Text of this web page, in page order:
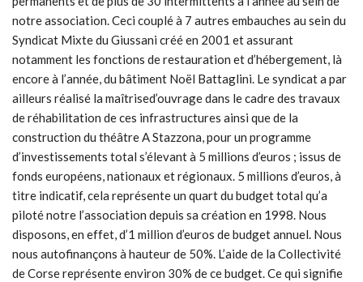
notre association. Ceci couplé à 7 autres embauches au sein du
Syndicat Mixte du Giussani créé en 2001 et assurant
notamment les fonctions de restauration et d’hébergement, là
encore à l’année, du bâtiment Noël Battaglini. Le syndicat a par
ailleurs réalisé la maîtrised’ouvrage dans le cadre des travaux
de réhabilitation de ces infrastructures ainsi que de la
construction du théâtre A Stazzona, pour un programme
d’investissements total s’élevant à 5 millions d’euros ; issus de
fonds européens, nationaux et régionaux. 5 millions d’euros, à
titre indicatif, cela représente un quart du budget total qu’a
piloté notre l’association depuis sa création en 1998. Nous
disposons, en effet, d’1 million d’euros de budget annuel. Nous
nous autofinançons à hauteur de 50%. L’aide de la Collectivité
de Corse représente environ 30% de ce budget. Ce qui signifie